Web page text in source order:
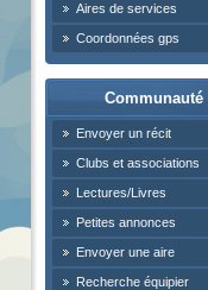
Aires de services
Coordonnées gps
Communauté
Envoyer un récit
Clubs et associations
Lectures/Livres
Petites annonces
Envoyer une aire
Recherche équipier